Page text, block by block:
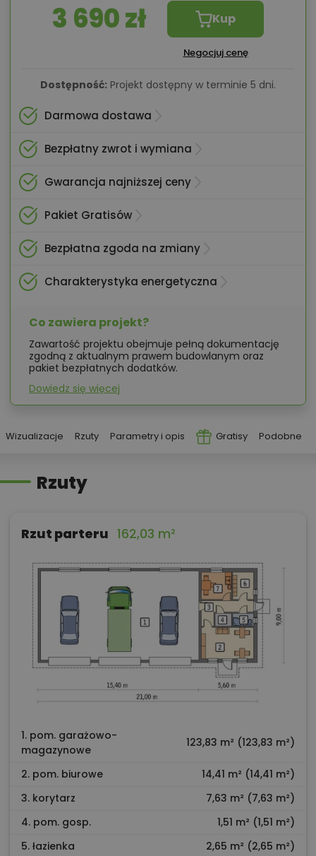
3 690 zł Kup
Negocjuj cenę
Dostępność: Projekt dostępny w terminie 5 dni.
Darmowa dostawa
Bezpłatny zwrot i wymiana
Gwarancja najniższej ceny
Pakiet Gratisów
Bezpłatna zgoda na zmiany
Charakterystyka energetyczna
Co zawiera projekt?
Zawartość projektu obejmuje pełną dokumentację
zgodną z aktualnym prawem budowlanym oraz
pakiet bezpłatnych dodatków.
Dowiedz się więcej
Wizualizacje Rzuty Parametry i opis Gratisy Podobne
Rzuty
Rzut parteru 162,03 m²
1. pom. garażowo-
magazynowe
123,83 m² (123,83 m²)
2. pom. biurowe
14,41 m² (14,41 m²)
3. korytarz
7,63 m² (7,63 m²)
4. pom. gosp.
1,51 m² (1,51 m²)
5. łazienka
2,65 m² (2,65 m²)